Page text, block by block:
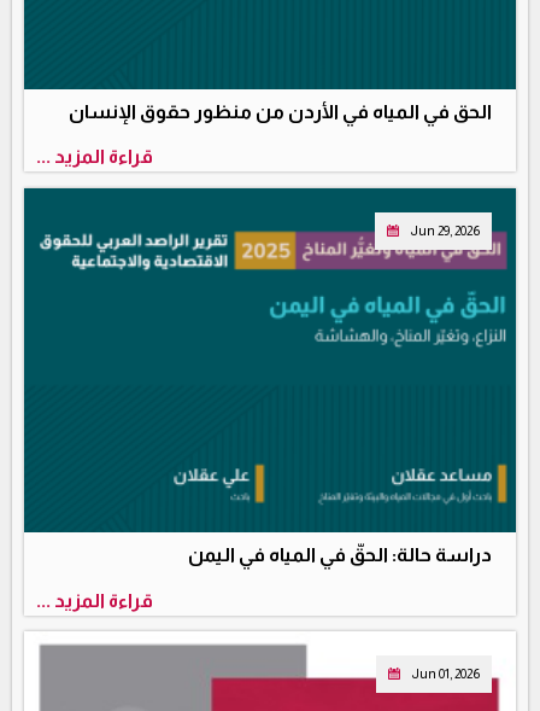
الحق في المياه في الأردن من منظور حقوق الإنسان
قراءة المزيد ...
Jun 29, 2026
دراسة حالة: الحقّ في المياه في اليمن
قراءة المزيد ...
Jun 01, 2026